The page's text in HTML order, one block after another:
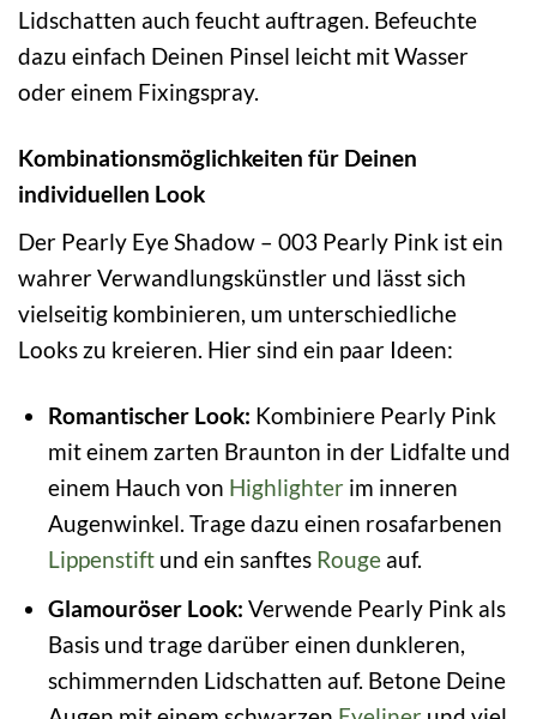
Lidschatten auch feucht auftragen. Befeuchte
dazu einfach Deinen Pinsel leicht mit Wasser
oder einem Fixingspray.
Kombinationsmöglichkeiten für Deinen
individuellen Look
Der Pearly Eye Shadow – 003 Pearly Pink ist ein
wahrer Verwandlungskünstler und lässt sich
vielseitig kombinieren, um unterschiedliche
Looks zu kreieren. Hier sind ein paar Ideen:
Romantischer Look: Kombiniere Pearly Pink
mit einem zarten Braunton in der Lidfalte und
einem Hauch von Highlighterim inneren
Augenwinkel. Trage dazu einen rosafarbenen
Lippenstiftund ein sanftes Rougeauf.
Glamouröser Look: Verwende Pearly Pink als
Basis und trage darüber einen dunkleren,
schimmernden Lidschatten auf. Betone Deine